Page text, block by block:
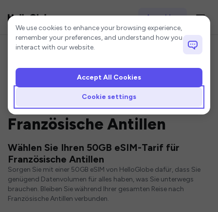
Anmelden
Startseite Französische Antillen eSIM 50GB eSIM
50GB eSIM für
Französische Antillen
Wählen Sie Ihren 50GB eSIM-Tarif für
Französische Antillen
Sorgen Sie mit einer 50GB eSIM von HelloGlobe dafür, dass Sie
genügend Datenvolumen für alles haben, was Sie unterwegs
brauchen. Bleiben Sie während Ihrer gesamten Reise nach
Französische Antillen verbunden.
Cookie settings
We use cookies to enhance your browsing experience,
remember your preferences, and understand how you
interact with our website.
Cookie settings
Accept All Cookies